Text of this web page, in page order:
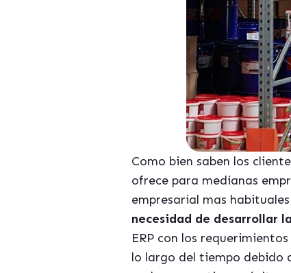
Como bien saben los
ofrece para medianas
empresarial mas
necesidad de desarrollar
ERP con los
lo largo del tiempo debido